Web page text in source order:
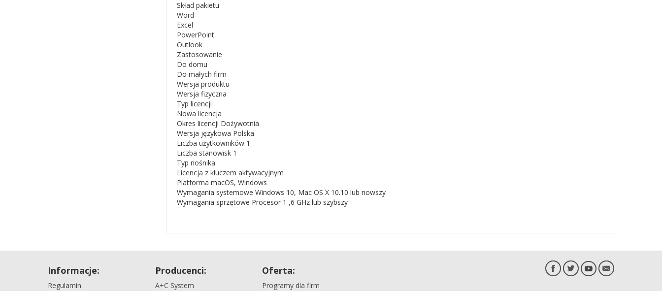
Skład pakietu
Word
Excel
PowerPoint
Outlook
Zastosowanie
Do domu
Do małych firm
Wersja produktu
Wersja fizyczna
Typ licencji
Nowa licencja
Okres licencji Dożywotnia
Wersja językowa Polska
Liczba użytkowników 1
Liczba stanowisk 1
Typ nośnika
Licencja z kluczem aktywacyjnym
Platforma macOS, Windows
Wymagania systemowe Windows 10, Mac OS X 10.10 lub nowszy
Wymagania sprzętowe Procesor 1 ,6 GHz lub szybszy
Informacje:
Regulamin
Producenci:
A+C System
Oferta:
Programy dla firm